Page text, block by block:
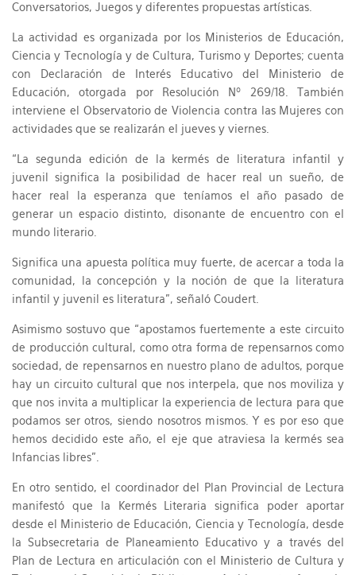
Conversatorios, Juegos y diferentes propuestas artísticas.
La actividad es organizada por los Ministerios de Educación,
Ciencia y Tecnología y de Cultura, Turismo y Deportes; cuenta
con Declaración de Interés Educativo del Ministerio de
Educación, otorgada por Resolución Nº 269/18. También
interviene el Observatorio de Violencia contra las Mujeres con
actividades que se realizarán el jueves y viernes.
“La segunda edición de la kermés de literatura infantil y
juvenil significa la posibilidad de hacer real un sueño, de
hacer real la esperanza que teníamos el año pasado de
generar un espacio distinto, disonante de encuentro con el
mundo literario.
Significa una apuesta política muy fuerte, de acercar a toda la
comunidad, la concepción y la noción de que la literatura
infantil y juvenil es literatura”, señaló Coudert.
Asimismo sostuvo que “apostamos fuertemente a este circuito
de producción cultural, como otra forma de repensarnos como
sociedad, de repensarnos en nuestro plano de adultos, porque
hay un circuito cultural que nos interpela, que nos moviliza y
que nos invita a multiplicar la experiencia de lectura para que
podamos ser otros, siendo nosotros mismos. Y es por eso que
hemos decidido este año, el eje que atraviesa la kermés sea
Infancias libres”.
En otro sentido, el coordinador del Plan Provincial de Lectura
manifestó que la Kermés Literaria significa poder aportar
desde el Ministerio de Educación, Ciencia y Tecnología, desde
la Subsecretaria de Planeamiento Educativo y a través del
Plan de Lectura en articulación con el Ministerio de Cultura y